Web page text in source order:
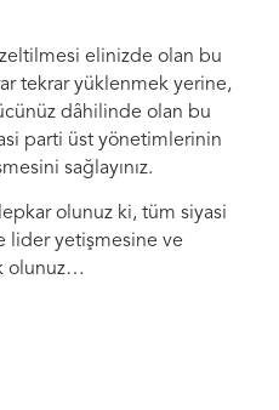
elinizde olan bu
tekrar yüklenmek yerine,
dâhilinde olan bu
parti üst yönetimlerinin
sağlayınız.
olunuz ki, tüm siyasi
lider yetişmesine ve
olunuz…